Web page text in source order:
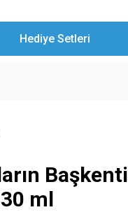
Hediye Setleri
Başkenti
ml